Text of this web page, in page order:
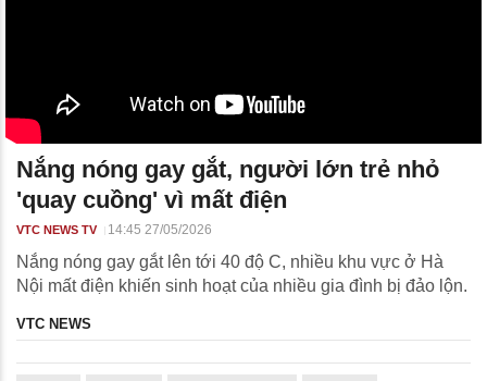
Nắng nóng gay gắt, người lớn trẻ nhỏ
'quay cuồng' vì mất điện
VTC NEWS TV 14:45 27/05/2026
Nắng nóng gay gắt lên tới 40 độ C, nhiều khu vực ở Hà
Nội mất điện khiến sinh hoạt của nhiều gia đình bị đảo lộn.
VTC NEWS